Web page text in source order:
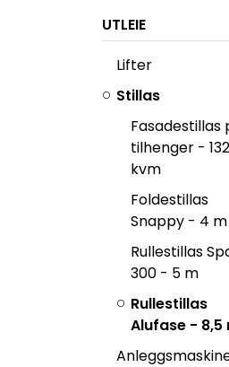
UTLEIE
Lifter
Stillas
Fasadestillas
tilhenger - 132
kvm
Foldestillas
Snappy - 4 m
Rullestillas
300 - 5 m
Rullestillas
Alufase - 8,5